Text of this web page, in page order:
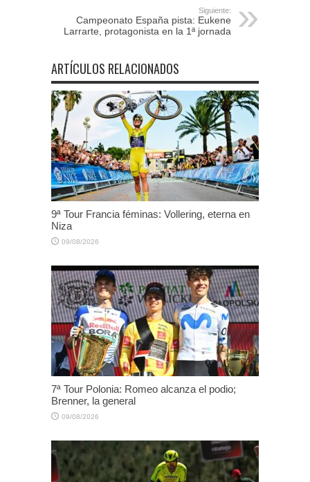
Siguiente:
Campeonato España pista: Eukene
Larrarte, protagonista en la 1ª jornada
ARTÍCULOS RELACIONADOS
9ª Tour Francia féminas: Vollering, eterna en
Niza
09/08/2026
7ª Tour Polonia: Romeo alcanza el podio;
Brenner, la general
09/08/2026